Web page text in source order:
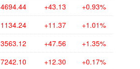
4694.44 +43.13 +0.93%
1134.24 +11.37 +1.01%
3563.12 +47.56 +1.35%
7242.10 +12.30 +0.17%